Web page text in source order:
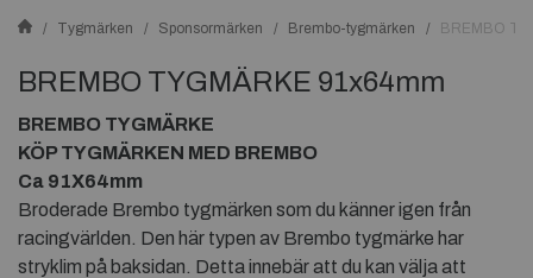
Tygmärken Sponsormärken Brembo-tygmärken BREMBO
BREMBO TYGMÄRKE 91x64mm
BREMBO TYGMÄRKE
KÖP TYGMÄRKEN MED BREMBO
Ca 91X64mm
Broderade Brembo tygmärken som du känner igen från
racingvärlden. Den här typen av Brembo tygmärke har
stryklim på baksidan. Detta innebär att du kan välja att